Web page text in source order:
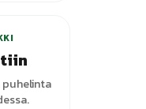
puhelinta